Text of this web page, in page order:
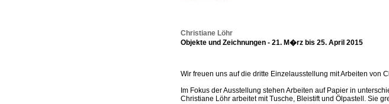
Christiane Löhr
Objekte und Zeichnungen - 21. M�rz bis 25. April 2015
Wir freuen uns auf die dritte Einzelausstellung mit Arbeiten von
Im Fokus der Ausstellung stehen Arbeiten auf Papier in
Christiane Löhr arbeitet mit Tusche, Bleistift und Ölpastell. Sie